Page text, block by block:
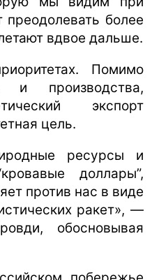
более
вдвое дальше.
Помимо
и производства,
экспорт
цель.
ресурсы и
доллары”,
против нас в виде
ракет», —
обосновывая